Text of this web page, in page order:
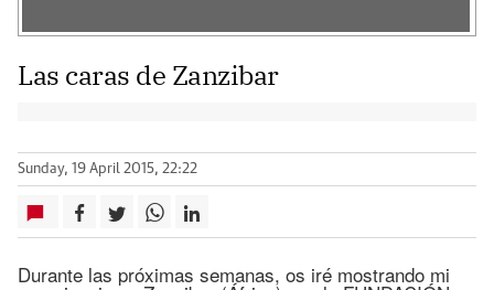
Las caras de Zanzibar
Sunday, 19 April 2015, 22:22
Durante las próximas semanas, os iré mostrando mi